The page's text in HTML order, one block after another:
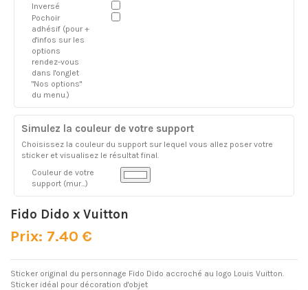
Inversé
Pochoir
adhésif (pour +
d'infos sur les
options
rendez-vous
dans l'onglet
"Nos options"
du menu.)
Simulez la couleur de votre support
Choisissez la couleur du support sur lequel vous allez poser votre
sticker et visualisez le résultat final.
Couleur de votre
support (mur...)
Fido Dido x Vuitton
Prix: 7.40 €
Sticker original du personnage Fido Dido accroché au logo Louis Vuitton.
Sticker idéal pour décoration d'objet